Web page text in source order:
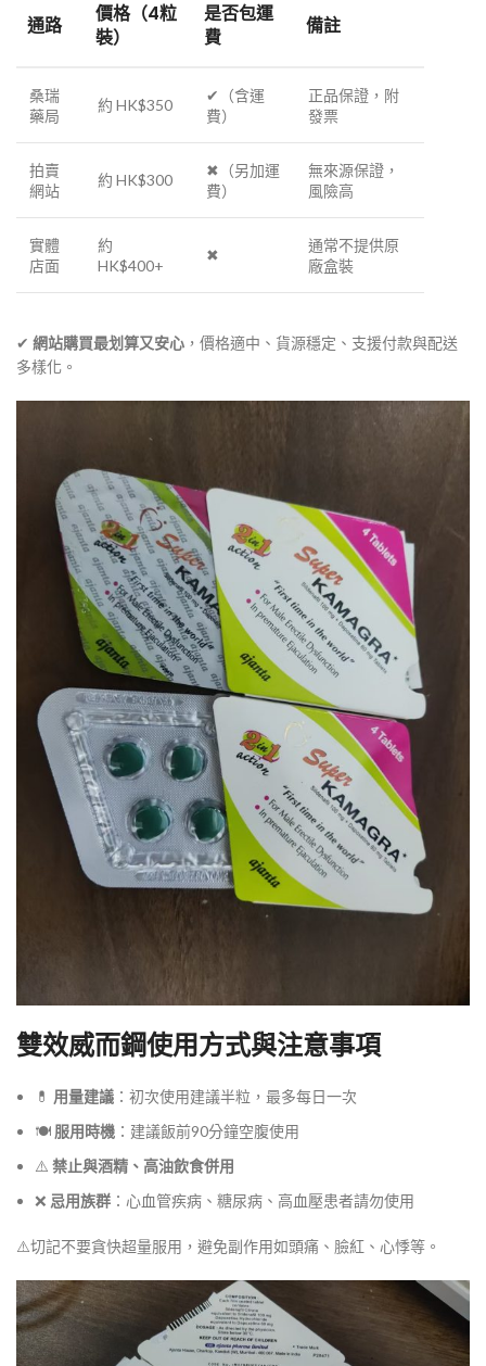
通路
價格（4粒
裝）
是否包運
費
備註
桑瑞
藥局
約 HK$350
✔（含運
費）
正品保證，附
發票
拍賣
網站
約 HK$300
✖（另加運
費）
無來源保證，
風險高
實體
店面
約
HK$400+
✖
通常不提供原
廠盒裝
✔ 網站購買最划算又安心 ，價格適中、貨源穩定、支援付款與配送
多樣化。
雙效威而鋼使用方式與注意事項
💊 用量建議 ：初次使用建議半粒，最多每日一次
🍽 服用時機 ：建議飯前90分鐘空腹使用
⚠️ 禁止與酒精、高油飲食併用
❌ 忌用族群 ：心血管疾病、糖尿病、高血壓患者請勿使用
⚠️切記不要貪快超量服用，避免副作用如頭痛、臉紅、心悸等。